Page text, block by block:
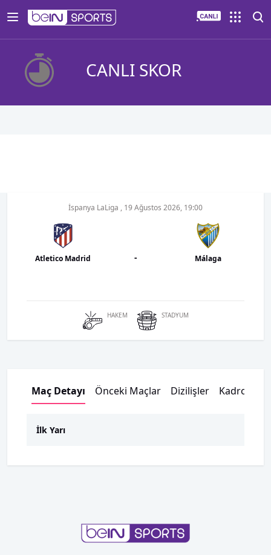
CANLI SKOR
İspanya LaLiga , 19 Ağustos 2026, 19:00
Atletico Madrid - Málaga
HAKEM STADYUM
Maç Detayı Önceki Maçlar Dizilişler Kadrolar
İlk Yarı